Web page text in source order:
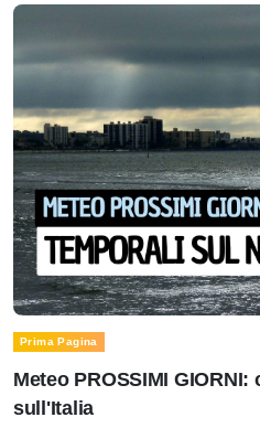
Prima Pagina
Meteo PROSSIMI
sull'Italia